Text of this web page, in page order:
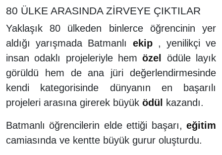
80 ÜLKE ARASINDA ZİRVEYE ÇIKTILAR
Yaklaşık 80 ülkeden binlerce öğrencinin yer
aldığı yarışmada Batmanlı ekip, yenilikçi ve
insan odaklı projeleriyle hemözel
ödüle layık
görüldü hem de ana jüri değerlendirmesinde
kendi kategorisinde dünyanın en başarılı
projeleri arasına girerek büyük ödül kazandı.
Batmanlı öğrencilerin elde ettiği başarı, eğitim
camiasında ve kentte büyük gurur oluşturdu.